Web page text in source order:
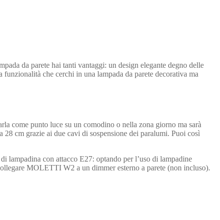
da parete hai tanti vantaggi: un design elegante degno delle
che cerchi in una lampada da parete decorativa ma
come punto luce su un comodino o nella zona giorno ma sarà
cm grazie ai due cavi di sospensione dei paralumi. Puoi così
lampadina con attacco E27: optando per l’uso di lampadine
MOLETTI W2 a un dimmer esterno a parete (non incluso).